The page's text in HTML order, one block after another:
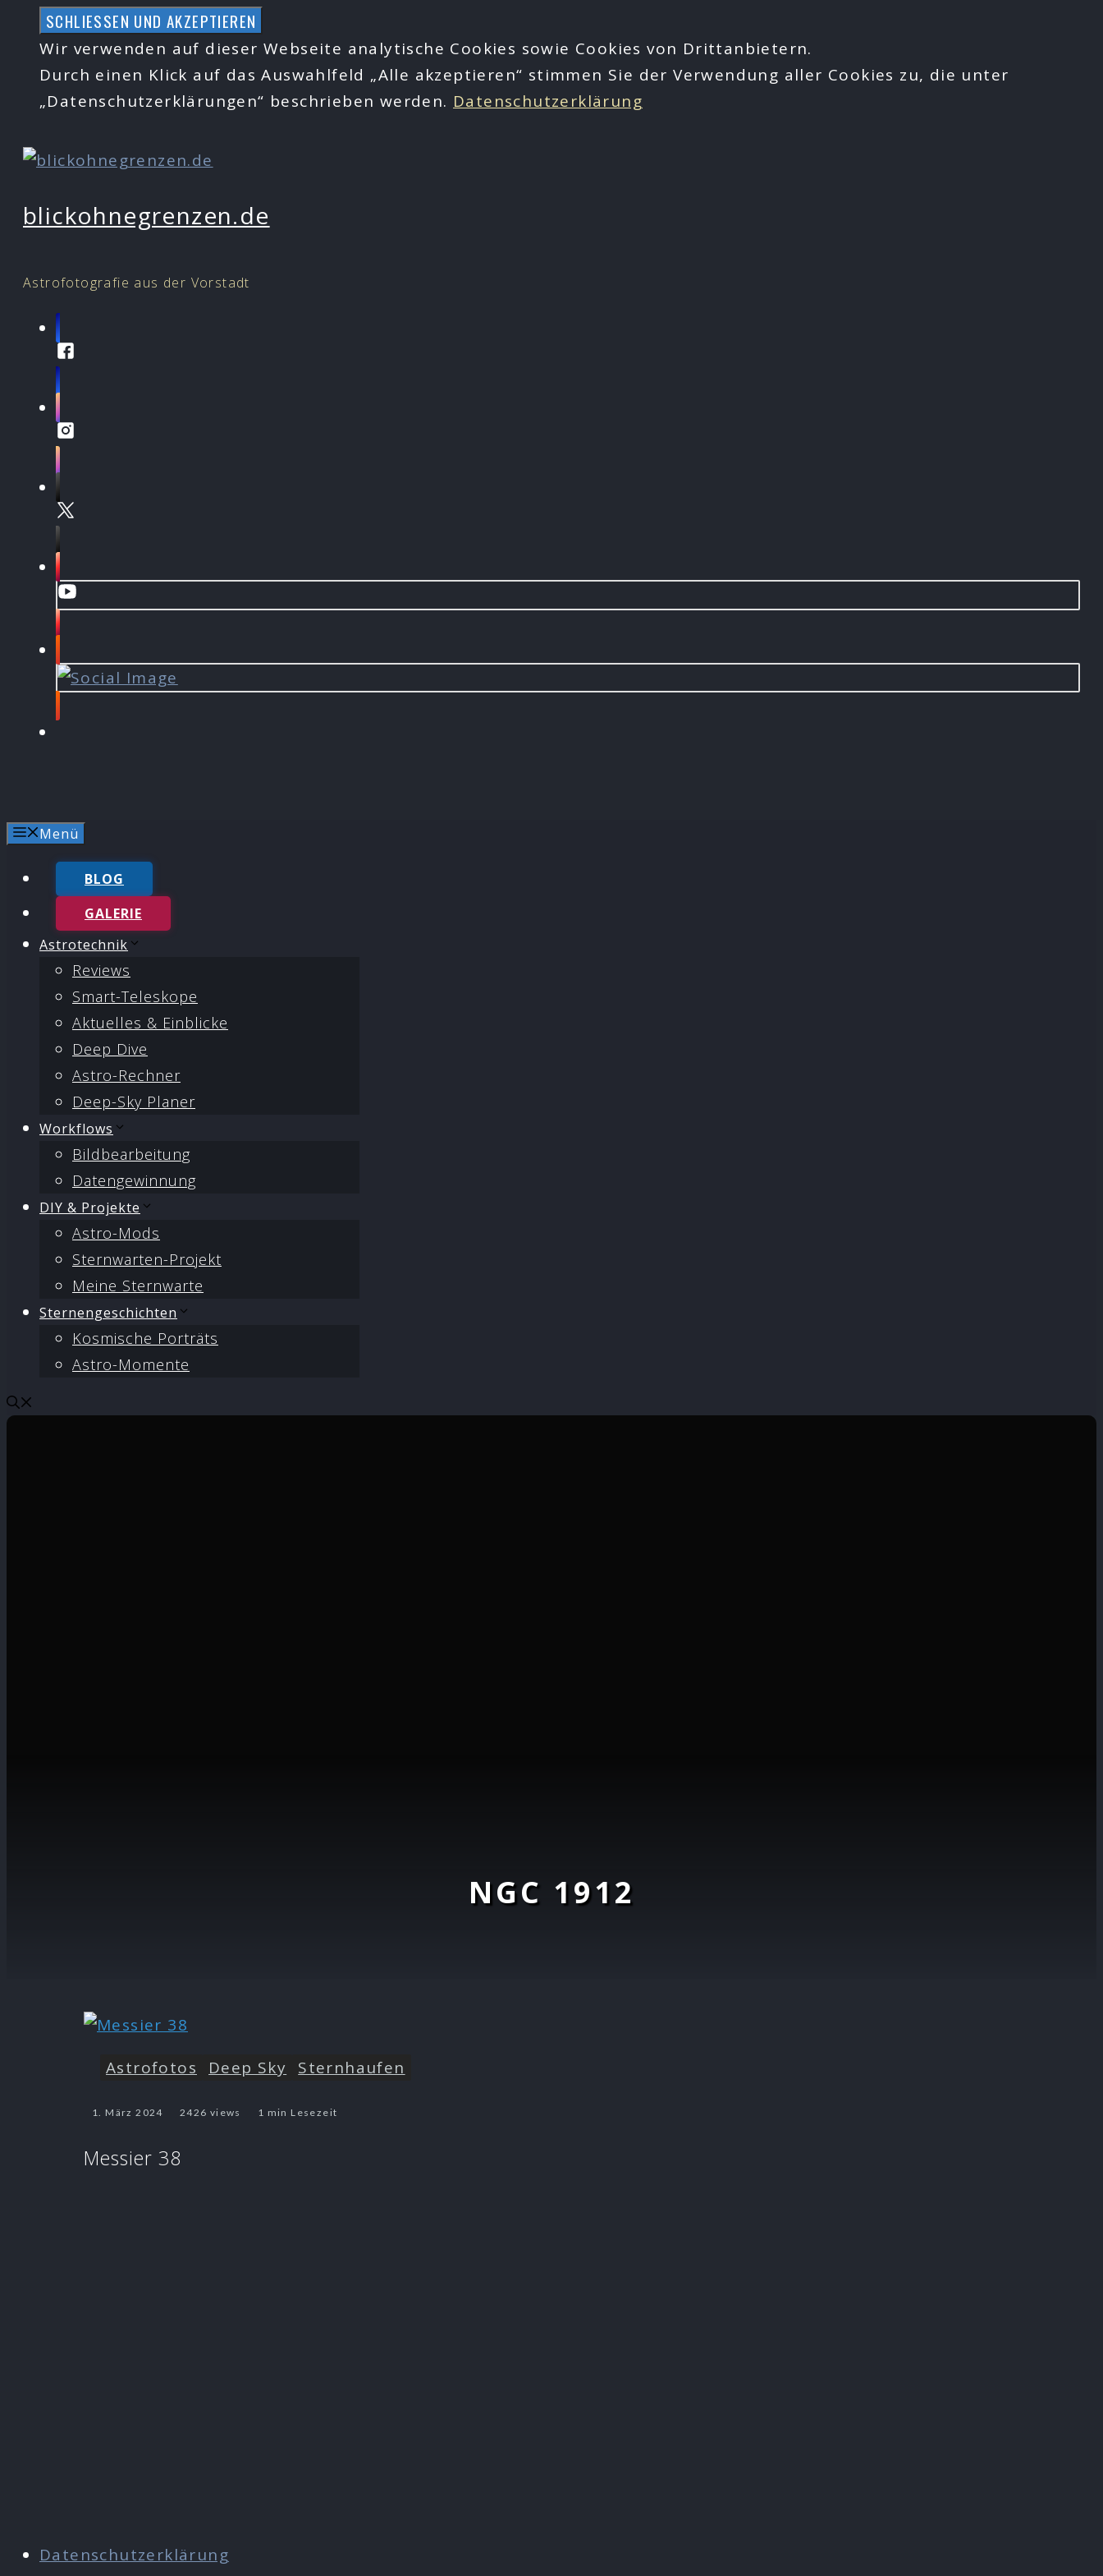
Inhalt
springen
Wir verwenden auf dieser Webseite analytische Cookies sowie Cookies von Drittanbietern.
Durch einen Klick auf das Auswahlfeld „Alle akzeptieren“ stimmen Sie der Verwendung aller Cookies zu, die unter
„Datenschutzerklärungen“ beschrieben werden. Datenschutzerklärung
blickohnegrenzen.de
Astrofotografie aus der Vorstadt
Menü
BLOG
GALERIE
Astrotechnik
Reviews
Smart-Teleskope
Aktuelles & Einblicke
Deep Dive
Astro-Rechner
Deep-Sky Planer
Workflows
Bildbearbeitung
Datengewinnung
DIY & Projekte
Astro-Mods
Sternwarten-Projekt
Meine Sternwarte
Sternengeschichten
Kosmische Porträts
Astro-Momente
NGC 1912
Astrofotos Deep Sky Sternhaufen
1. März 2024 2426 views 1 min Lesezeit
Messier 38
Datenschutzerklärung